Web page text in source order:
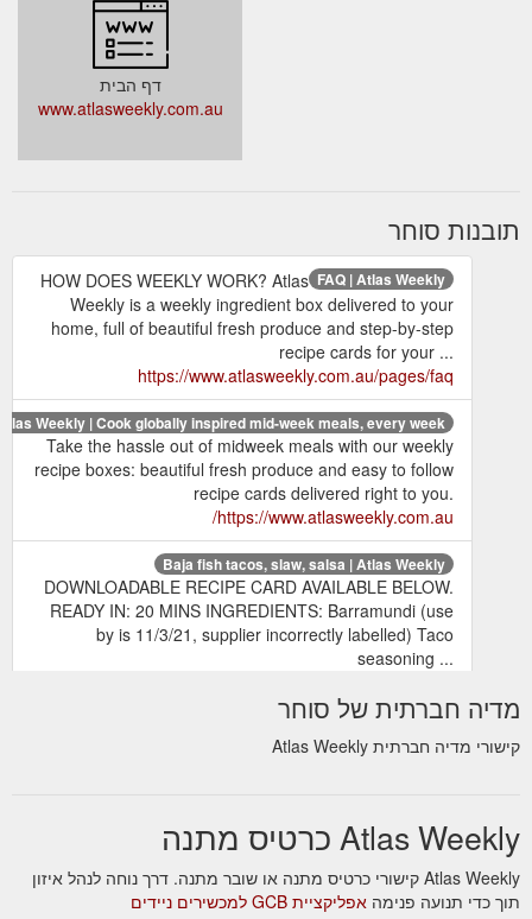
דף הבית
www.atlasweekly.com.au
תובנות סוחר
FAQ | Atlas Weekly
HOW DOES WEEKLY WORK? Atlas
Weekly is a weekly ingredient box delivered to your
home, full of beautiful fresh produce and step-by-step
recipe cards for your ...
https://www.atlasweekly.com.au/pages/faq
Atlas Weekly | Cook globally inspired mid-week meals, every week.
Take the hassle out of midweek meals with our weekly
recipe boxes: beautiful fresh produce and easy to follow
recipe cards delivered right to you.
https://www.atlasweekly.com.au/
Baja fish tacos, slaw, salsa | Atlas Weekly
DOWNLOADABLE RECIPE CARD AVAILABLE BELOW.
READY IN: 20 MINS INGREDIENTS‭:‬ Barramundi (use
by is 11/3/21, supplier incorrectly labelled) Taco
seasoning ...
slaw-salsa
Destination Meal Plan | Atlas Weekly
to save $45 across your first ...
https://www.atlasweekly.com.au/products/destination-
meal-plan
מדיה חברתית של סוחר
קישורי מדיה חברתית Atlas Weekly
Atlas Weekly כרטיס מתנה
Atlas Weekly קישורי כרטיס מתנה או שובר מתנה. דרך נוחה לנהל איזון
תוך כדי תנועה פנימה אפליקציית GCB למכשירים ניידים